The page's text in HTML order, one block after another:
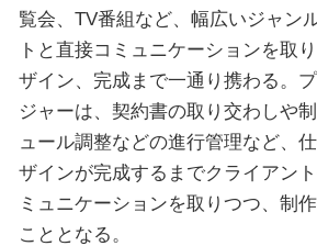
覧会、TV番組など、幅広いジャン
トと直接コミュニケーションを取
ザイン、完成まで一通り携わる。
ジャーは、契約書の取り交わしや
ュール調整などの進行管理など、
ザインが完成するまでクライアン
ミュニケーションを取りつつ、制
こととなる。